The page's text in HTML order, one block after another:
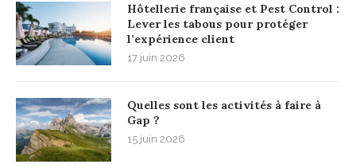
Hôtellerie française et Pest Control :
Lever les tabous pour protéger
l’expérience client
17 juin 2026
Quelles sont les activités à faire à
Gap ?
15 juin 2026